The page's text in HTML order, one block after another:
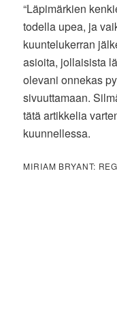
“Läpimärkien
todella upea, ja
kuuntelukerran
asioita, jollaisista
olevani onnekas
sivuuttamaan.
tätä artikkelia
kuunnellessa.
MIRIAM BRYANT: